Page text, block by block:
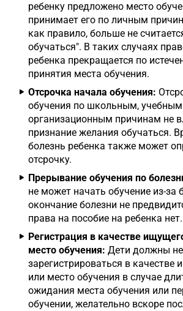
ребенку предложено место
принимает его по личным
как правило, больше не
обучаться". В таких случаях
ребенка прекращается по
принятия места обучения.
Отсрочка начала обучения:
обучения по школьным,
организационным причинам не
признание желания обучаться.
болезнь ребенка также может
отсрочку.
Прерывание обучения по
не может начать обучение из-за
окончание болезни не
права на пособие на ребенка нет.
Регистрация в качестве
место обучения: Дети должны
зарегистрироваться в качестве
или место обучения в случае
ожидания места обучения или
обучении, желательно вскоре